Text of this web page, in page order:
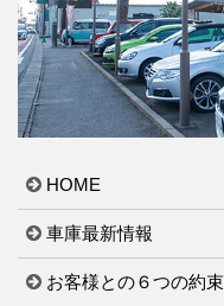
HOME
車庫最新情報
お客様との６つの約束